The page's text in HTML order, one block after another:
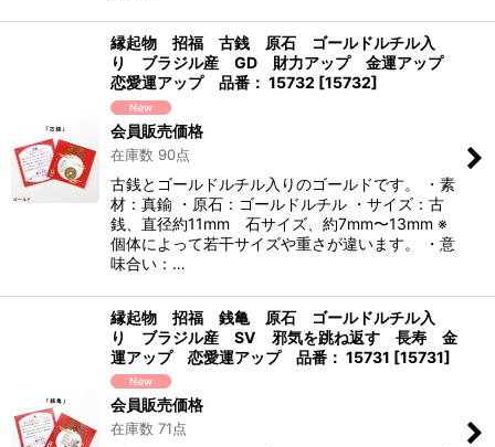
縁起物 招福 古銭 原石 ゴールドルチル入
り ブラジル産 GD 財力アップ 金運アップ
恋愛運アップ 品番： 15732 [15732]
会員販売価格
在庫数 90点
古銭とゴールドルチル入りのゴールドです。 ・素
材：真鍮 ・原石：ゴールドルチル ・サイズ：古
銭、直径約11mm 石サイズ、約7mm〜13mm ※
個体によって若干サイズや重さが違います。 ・意
味合い：…
縁起物 招福 銭亀 原石 ゴールドルチル入
り ブラジル産 SV 邪気を跳ね返す 長寿 金
運アップ 恋愛運アップ 品番： 15731 [15731]
会員販売価格
在庫数 71点